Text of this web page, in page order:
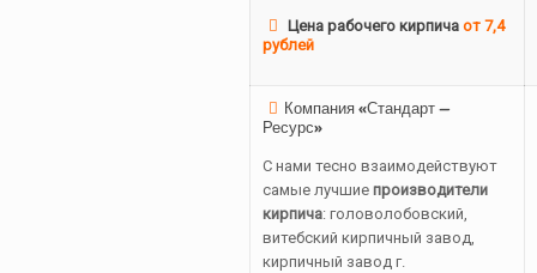
Цена рабочего кирпичаот 7,4
рублей
Компания «Стандарт —
Ресурс»
С нами тесно взаимодействуют
самые лучшие производители
кирпича: головолобовский,
витебский кирпичный завод,
кирпичный завод г.